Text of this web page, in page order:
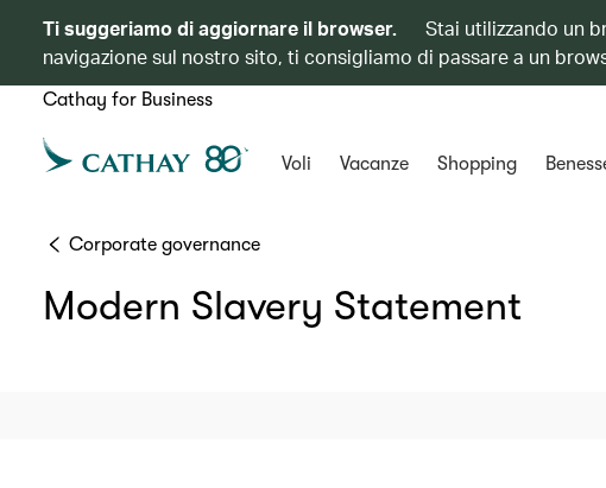
Ti suggeriamo di aggiornare il browser.
Stai utilizzando un
navigazione sul nostro sito, ti consigliamo di passare a un
Cathay for Business
Voli Vacanze Shopping
Corporate governance
Modern Slavery Statement